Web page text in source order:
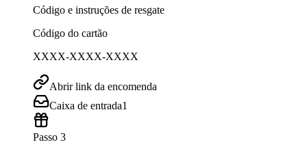
Código e instruções de resgate
Código do cartão
XXXX-XXXX-XXXX
Abrir link da encomenda
Caixa de entrada1
Passo 3